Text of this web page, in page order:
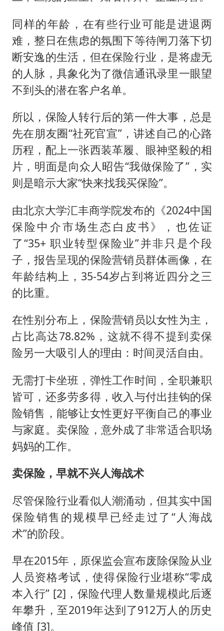
同样的年龄，在有些行业可能是进退两
难，整日在焦虑的氛围下等待闸刀落下切
断安逸的生活，但在保险行业，是将虚无
的人脉，具象化为了微信通讯录里一眼望
不到头的潜在客户名单。
所以，保险人转行后的第一件大事，总是
先在朋友圈“社死官宣”，讲述自己的心路
历程，配上一张西装革履、眼神坚毅的相
片，明面是向众人昭告“我做保险了”，实
则是暗示大家“快来找我买保险”。
由北京大学汇丰商学院发布的《2024中国
保险中介市场生态白皮书》，也佐证
了“35+ 职业转型保险业”并非只是个段
子，报告呈现的保险营销员群体画像，在
年龄结构上，35-54岁占到将近四分之三
的比重。
在性别分布上，保险营销员以女性为主，
占比高达78.82%，这就不得不提到卖保
险另一大吸引人的理由：时间灵活自由。
无需打卡坐班，弹性工作时间，全职兼职
皆可，还多劳多得，收入与付出挂钩的保
险销售，能够让女性更好平衡自己的事业
与家庭。卖保险，意外成了非常适合职场
妈妈的工作。
卖保险，早就不兴人海战术
尽管保险行业看似人潮涌动，但其实中国
保险销售的规模早已经走过了“人海战
术”的阶段。
早在2015年，原保监会宣布废除保险从业
人员资格考试，使得保险行业堪称“零成
本入行” [2]，保险代理人数量规模此后逐
年攀升，至2019年达到了912万人的历史
峰值 [3]。